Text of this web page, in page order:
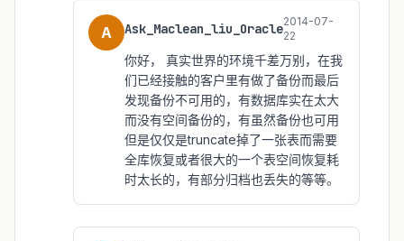
A Ask_Maclean_liu_Oracle2014-07-
22
你好， 真实世界的环境千差万别，在我
们已经接触的客户里有做了备份而最后
发现备份不可用的，有数据库实在太大
而没有空间备份的，有虽然备份也可用
但是仅仅是truncate掉了一张表而需要
全库恢复或者很大的一个表空间恢复耗
时太长的，有部分归档也丢失的等等。